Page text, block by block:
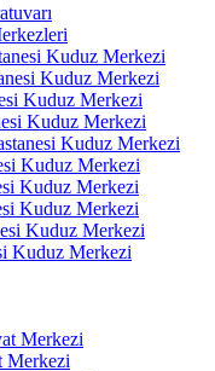
Kuduz Merkezi
Kuduz Merkezi
Kuduz Merkezi
Kuduz Merkezi
Kuduz Merkezi
Kuduz Merkezi
Kuduz Merkezi
Kuduz Merkezi
Kuduz Merkezi
Kuduz Merkezi
Merkezi
Merkezi